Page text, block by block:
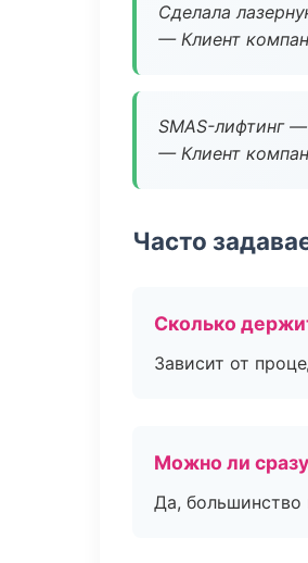
Сделала
— Клиент
SMAS-лифтинг
— Клиент
Часто
Сколько
Зависит от
Можно ли
Да, большинство